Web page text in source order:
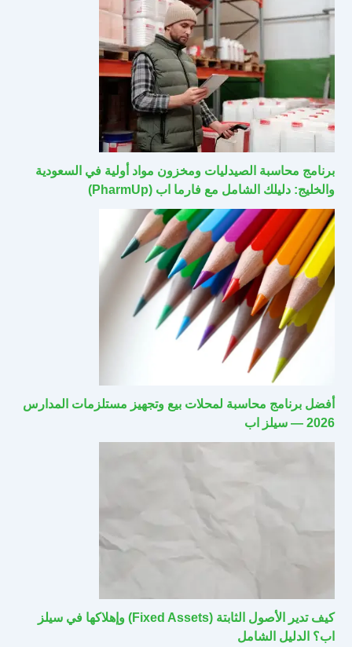
برنامج محاسبة الصيدليات ومخزون مواد أولية في السعودية
والخليج: دليلك الشامل مع فارما اب (PharmUp)
أفضل برنامج محاسبة لمحلات بيع وتجهيز مستلزمات المدارس
2026 — سيلز اب
كيف تدير الأصول الثابتة (Fixed Assets) وإهلاكها في سيلز
اب؟ الدليل الشامل